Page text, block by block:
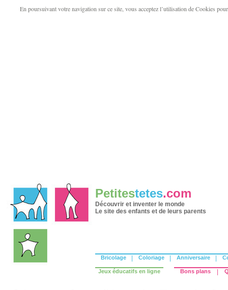
En poursuivant votre navigation sur ce site, vous acceptez l’utilisation de Cookies
Petitestetes.com
Découvrir et inventer le monde
Le site des enfants et de leurs parents
Bricolage Coloriage Anniversaire
Jeux éducatifs en ligne Bons plans